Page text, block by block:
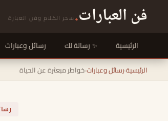
فن العبارات. سحر الكلام وفن العبارة
الرئيسية رسالة لك رسائل وعبارات
الرئيسية›رسائل وعبارات›خواطر مبعثرة عن الحياة